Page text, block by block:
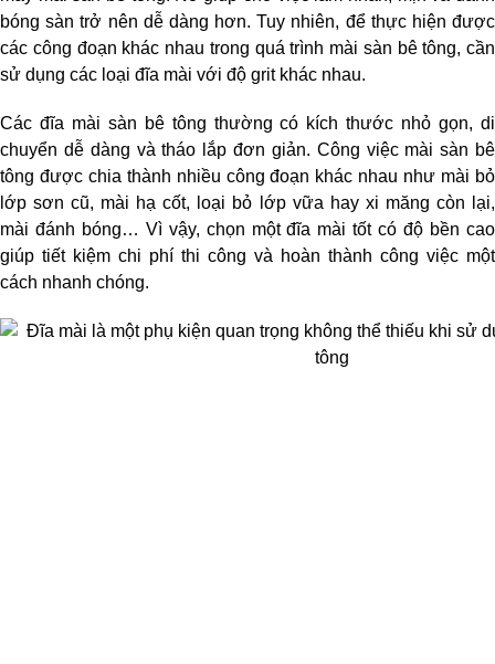
bóng sàn trở nên dễ dàng hơn. Tuy nhiên, để thực hiện được
các công đoạn khác nhau trong quá trình mài sàn bê tông, cần
sử dụng các loại đĩa mài với độ grit khác nhau.
Các đĩa mài sàn bê tông thường có kích thước nhỏ gọn, di
chuyển dễ dàng và tháo lắp đơn giản. Công việc mài sàn bê
tông được chia thành nhiều công đoạn khác nhau như mài bỏ
lớp sơn cũ, mài hạ cốt, loại bỏ lớp vữa hay xi măng còn lại,
mài đánh bóng… Vì vậy, chọn một đĩa mài tốt có độ bền cao
giúp tiết kiệm chi phí thi công và hoàn thành công việc một
cách nhanh chóng.